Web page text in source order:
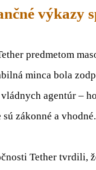
výkazy
predmetom
minca bola
agentúr –
zákonné a vhodné.
Tether tvrdili,